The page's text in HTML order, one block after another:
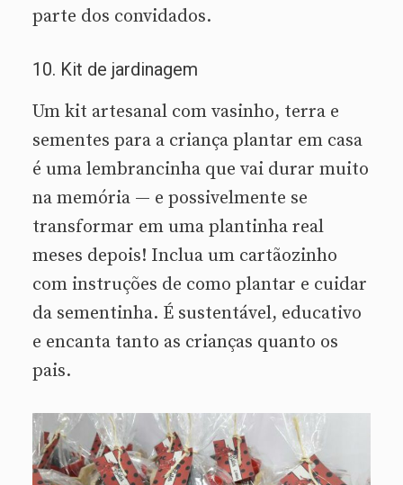
parte dos convidados.
10. Kit de jardinagem
Um kit artesanal com vasinho, terra e
sementes para a criança plantar em casa
é uma lembrancinha que vai durar muito
na memória — e possivelmente se
transformar em uma plantinha real
meses depois! Inclua um cartãozinho
com instruções de como plantar e cuidar
da sementinha. É sustentável, educativo
e encanta tanto as crianças quanto os
pais.